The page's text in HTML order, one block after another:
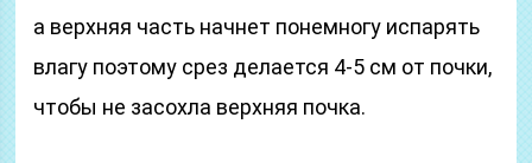
а верхняя часть начнет понемногу испарять
влагу поэтому срез делается 4-5 см от почки,
чтобы не засохла верхняя почка.